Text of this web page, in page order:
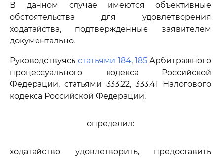
В данном случае имеются объективные
обстоятельства для удовлетворения
ходатайства, подтвержденные заявителем
документально.
Руководствуясь статьями 184,185 Арбитражного
процессуального кодекса Российской
Федерации, статьями 333.22, 333.41 Налогового
кодекса Российской Федерации,
определил:
ходатайство удовлетворить, предоставить